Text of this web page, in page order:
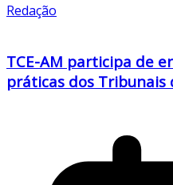
Redação
TCE-AM participa de
práticas dos Tribunais